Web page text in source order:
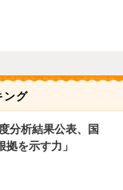
ング
分析結果公表、国
を示す力」